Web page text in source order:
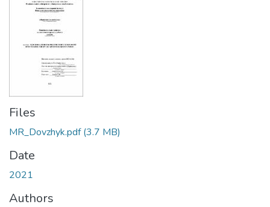
Files
MR_Dovzhyk.pdf(3.7 MB)
Date
2021
Authors